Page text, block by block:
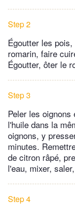
Step 2
Égoutter les
romarin, faire
Égoutter, ôter le
Step 3
Peler les
l'huile dans la
oignons, y
minutes.
de citron râpé,
l'eau, mixer,
Step 4